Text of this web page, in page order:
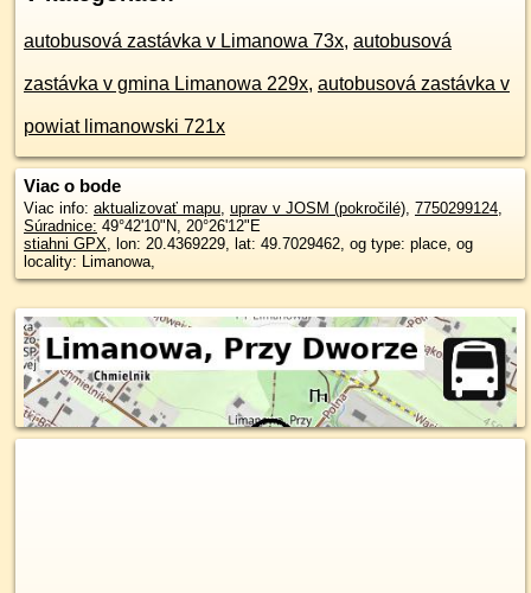
autobusová zastávka v Limanowa 73x, autobusová
zastávka v gmina Limanowa 229x, autobusová zastávka v
powiat limanowski 721x
Viac o bode
Viac info: aktualizovať mapu, uprav v JOSM (pokročilé), 7750299124,
Súradnice: 49°42'10"N, 20°26'12"E
stiahni GPX, lon: 20.4369229, lat: 49.7029462, og type: place, og
locality: Limanowa,